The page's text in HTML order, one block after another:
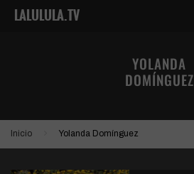
YOLANDA
DOMÍNGUEZ
Inicio Yolanda Domínguez